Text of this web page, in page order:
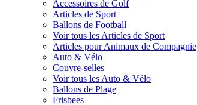
Accessoires de Golf
Articles de Sport
Ballons de Football
Voir tous les Articles de Sport
Articles pour Animaux de Compagnie
Auto & Vélo
Couvre-selles
Voir tous les Auto & Vélo
Ballons de Plage
Frisbees